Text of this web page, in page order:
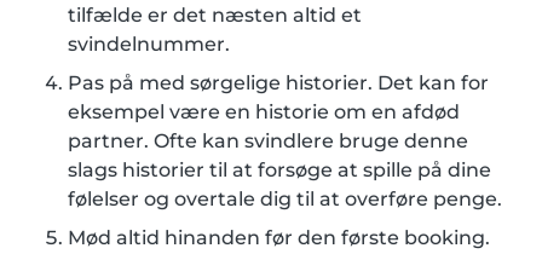
tilfælde er det næsten altid et
svindelnummer.
Pas på med sørgelige historier. Det kan for
eksempel være en historie om en afdød
partner. Ofte kan svindlere bruge denne
slags historier til at forsøge at spille på dine
følelser og overtale dig til at overføre penge.
Mød altid hinanden før den første booking.